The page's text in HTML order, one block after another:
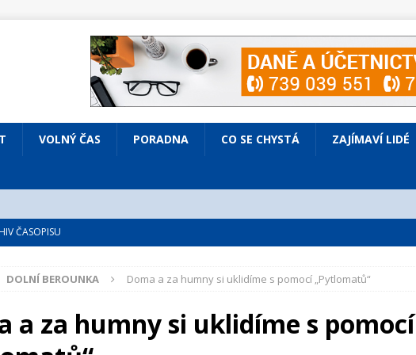
VOLNÝ ČAS PORADNA CO SE CHYSTÁ ZAJÍMAVÍ LIDÉ
ČASOPISU
VOLNÝ ČAS
Prodaná nevěsta
DOLNÍ BEROUNKA Doma a za humny si uklidíme s pomocí „Pytlomatů“
a za humny si uklidíme s pomocí